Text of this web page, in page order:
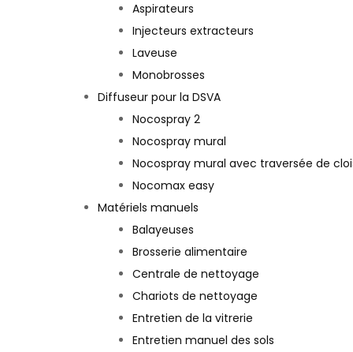
Aspirateurs
Injecteurs extracteurs
Laveuse
Monobrosses
Diffuseur pour la DSVA
Nocospray 2
Nocospray mural
Nocospray mural avec traversée de
Nocomax easy
Matériels manuels
Balayeuses
Brosserie alimentaire
Centrale de nettoyage
Chariots de nettoyage
Entretien de la vitrerie
Entretien manuel des sols